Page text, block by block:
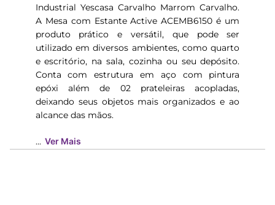
Industrial Yescasa Carvalho Marrom Carvalho.
A Mesa com Estante Active ACEMB6150 é um
produto prático e versátil, que pode ser
utilizado em diversos ambientes, como quarto
e escritório, na sala, cozinha ou seu depósito.
Conta com estrutura em aço com pintura
epóxi além de 02 prateleiras acopladas,
deixando seus objetos mais organizados e ao
alcance das mãos.
... Ver Mais